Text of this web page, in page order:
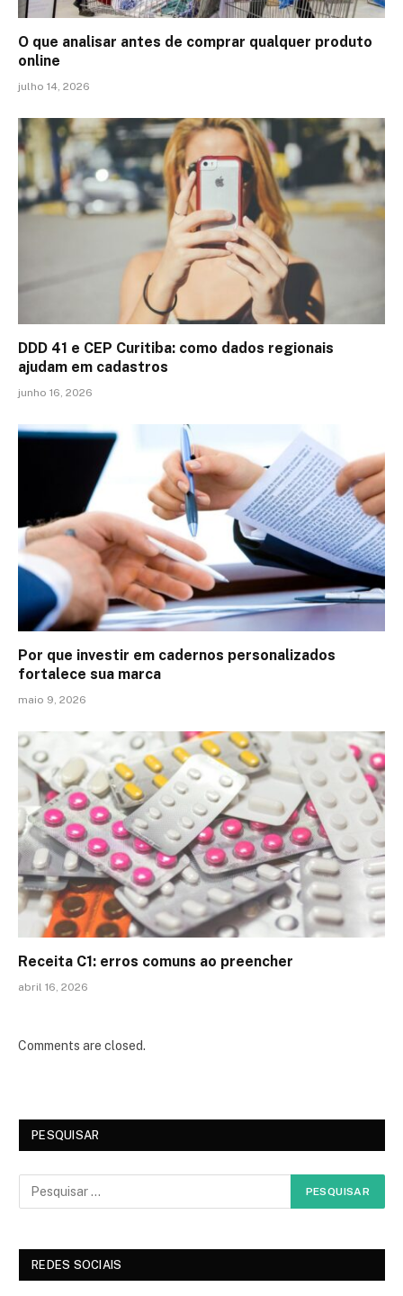
O que analisar antes de comprar qualquer produto
online
julho 14, 2026
DDD 41 e CEP Curitiba: como dados regionais
ajudam em cadastros
junho 16, 2026
Por que investir em cadernos personalizados
fortalece sua marca
maio 9, 2026
Receita C1: erros comuns ao preencher
abril 16, 2026
Comments are closed.
PESQUISAR
REDES SOCIAIS